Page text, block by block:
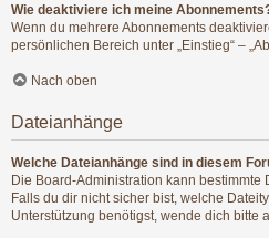
Wie deaktiviere ich meine
Wenn du mehrere Abonnements
persönlichen Bereich unter „Einstieg“ –
Nach oben
Dateianhänge
Welche Dateianhänge sind in diesem
Die Board-Administration kann bestimmte
Falls du dir nicht sicher bist, welche
Unterstützung benötigst, wende dich bitte